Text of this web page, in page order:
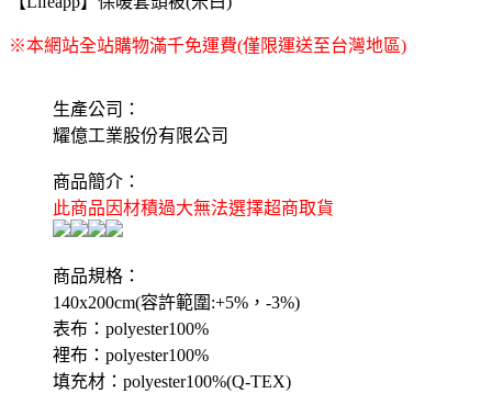
※本網站全站購物滿千免運費(僅限運送至台灣地區)
生產公司：
耀億工業股份有限公司
商品簡介：
此商品因材積過大無法選擇超商取貨
商品規格：
140x200cm(容許範圍:+5%，-3%)
表布：polyester100%
裡布：polyester100%
填充材：polyester100%(Q-TEX)